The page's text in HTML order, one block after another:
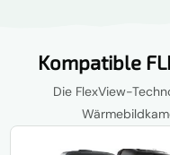
Kompatible
Die FlexView-